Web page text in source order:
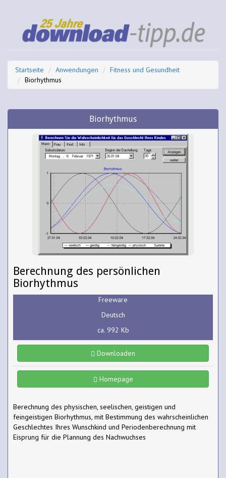
Startseite Anwendungen
Fitness und Gesundheit
Biorhythmus
Biorhythmus
Berechnung des persönlichen
Biorhythmus
Freeware
Deutsch
ca. 992 Kb
Downloaden
Homepage
Berechnung des physischen, seelischen, geistigen und
feingeistigen Biorhythmus, mit Bestimmung des wahrscheinlichen
Geschlechtes Ihres Wunschkind und Periodenberechnung mit
Eisprung für die Plannung des Nachwuchses